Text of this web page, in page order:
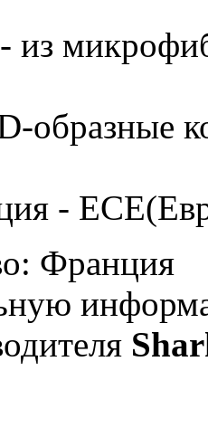
из
образные
-
Франция